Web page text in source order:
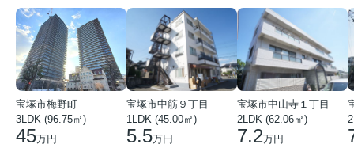
宝塚市梅野町
3LDK (96.75㎡)
45万円
宝塚市中筋９丁目
1LDK (45.00㎡)
5.5万円
宝塚市中山寺１丁目
2LDK (62.06㎡)
7.2万円